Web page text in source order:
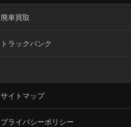
廃車買取
トラックバンク
サイトマップ
プライバシーポリシー